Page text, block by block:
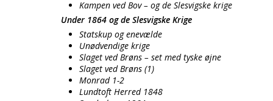
Kampen ved Bov – og de Slesvigske krige
Under 1864 og de Slesvigske Krige
Statskup og enevælde
Unødvendige krige
Slaget ved Brøns – set med tyske øjne
Slaget ved Brøns (1)
Monrad 1-2
Lundtoft Herred 1848